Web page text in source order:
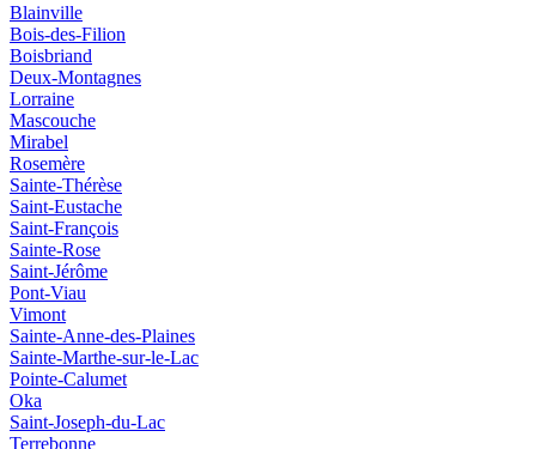
Blainville
Bois-des-Filion
Boisbriand
Deux-Montagnes
Lorraine
Mascouche
Mirabel
Rosemère
Sainte-Thérèse
Saint-Eustache
Saint-François
Sainte-Rose
Saint-Jérôme
Pont-Viau
Vimont
Sainte-Anne-des-Plaines
Sainte-Marthe-sur-le-Lac
Pointe-Calumet
Oka
Saint-Joseph-du-Lac
Terrebonne